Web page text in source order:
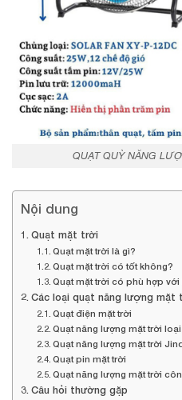
QUẠT QUỲ NĂNG
Nội dung
Quạt mặt trời
Quạt mặt trời là gì?
Quạt mặt trời có tốt không?
Quạt mặt trời có phù hợp với
Các loại quạt năng lượng mặt
Quạt điện mặt trời
Quạt năng lượng mặt trời
Quạt năng lượng mặt trời
Quạt pin mặt trời
Quạt năng lượng mặt trời
Câu hỏi thường gặp